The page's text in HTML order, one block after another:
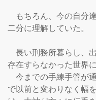
もちろん、今の自分
二分に理解していた。
長い刑務所暮らし、
存在すらなかった世界
今までの手練手管が
で以前と変わりなく幅